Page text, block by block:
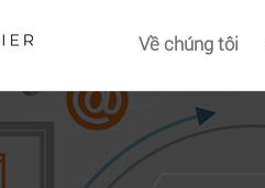
Về chúng tôi